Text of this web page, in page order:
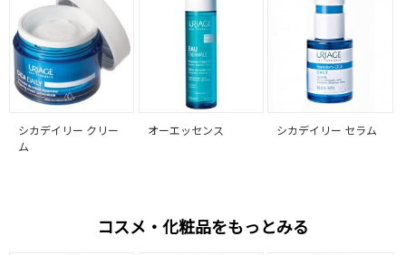
シカデイリー クリー
ム
オーエッセンス シカデイリー セラム
コスメ・化粧品をもっとみる